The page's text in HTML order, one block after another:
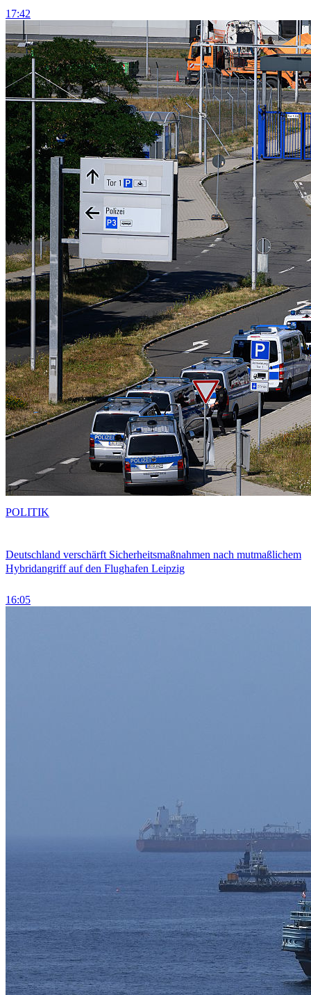
17:42
Deutschland verschärft Sicherheitsmaßnahmen nach mutmaßlichem
Hybridangriff auf den Flughafen Leipzig
16:05
POLITIK